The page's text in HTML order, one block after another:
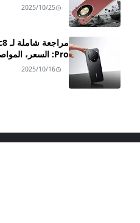
2025/10/25
Pro: السعر، المواصفات، والمميزات
2025/10/16